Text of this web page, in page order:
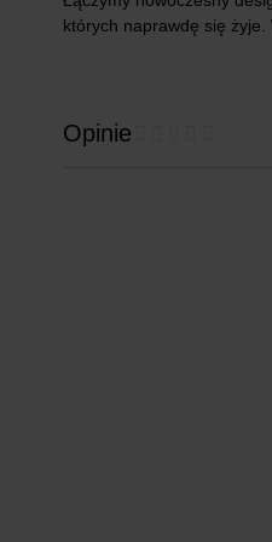
których naprawdę się
Opinie